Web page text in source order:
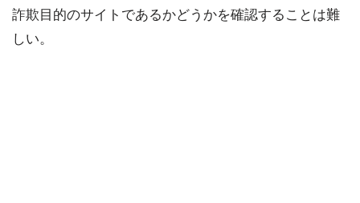
詐欺目的のサイトであるかどうかを確認することは難
しい。